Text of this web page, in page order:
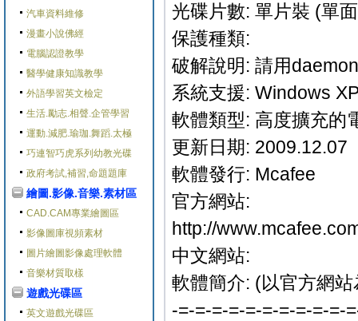
汽車資料維修
漫畫小說佛經
電腦認證教學
醫學健康知識教學
外語學習英文檢定
生活.勵志.相聲.企管學習
運動.減肥.瑜珈.舞蹈.太極
巧連智巧虎系列幼教光碟
政府考試,補習,命題題庫
繪圖.影像.音樂.素材區
CAD.CAM專業繪圖區
影像圖庫視頻素材
圖片繪圖影像處理軟體
音樂材質取樣
遊戲光碟區
英文遊戲光碟區
光碟片數: 單片裝 (單
保護種類:
破解說明: 請用
系統支援: Windows
軟體類型: 高度擴充的
更新日期: 2009.12.07
軟體發行: Mcafee
官方網站:
http://
中文網站:
軟體簡介: (以官方網站
-=-=-=-=-=-=-=-=-=-=-